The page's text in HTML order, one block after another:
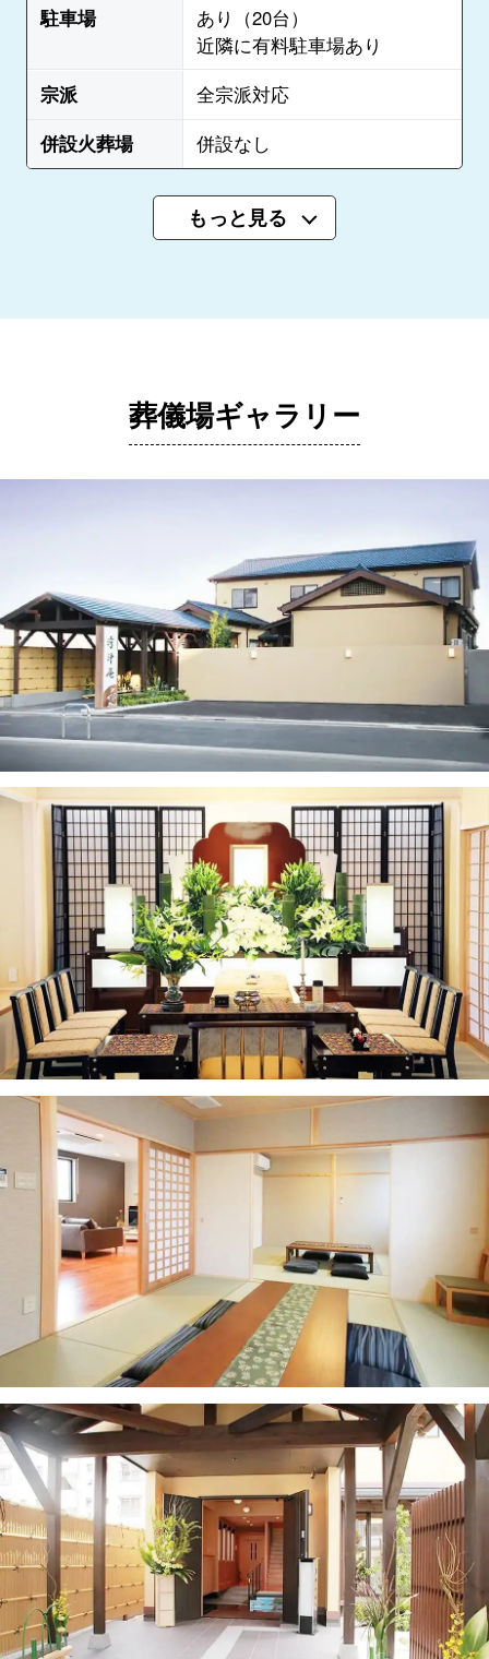
駐車場
あり（20台）
近隣に有料駐車場あり
宗派
全宗派対応
併設火葬場
併設なし
もっと見る
葬儀場ギャラリー